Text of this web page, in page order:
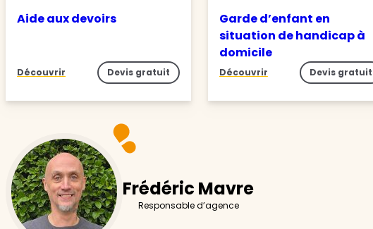
Aide aux devoirs
Découvrir Devis gratuit
Garde d’enfant en
situation de handicap à
domicile
Découvrir Devis gratuit
Frédéric Mavre
Responsable d’agence